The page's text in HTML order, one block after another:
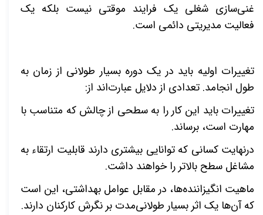
غنی‌سازی شغلی یک فرایند موقتی نیست بلکه یک
فعالیت مدیریتی دائمی است.
تغییرات اولیه باید در یک دوره بسیار طولانی از زمان به
طول انجامد. تعدادی از دلایل عبارت‌اند از:
تغییرات باید این کار را به سطحی از چالش که متناسب با
مهارت است، برساند.
درنهایت کسانی که توانایی بیشتری دارند قابلیت ارتقاء به
مشاغل سطح بالاتر را خواهند داشت.
ماهیت انگیزاننده­‌ها، در مقابل عوامل بهداشتی، این است
که آن‌ها یک اثر بسیار طولانی‌مدت بر نگرش کارکنان دارند.